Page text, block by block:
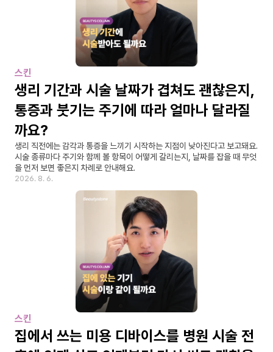
스킨
생리 기간과 시술 날짜가 겹쳐도 괜찮은지,
통증과 붓기는 주기에 따라 얼마나 달라질
까요?
생리 직전에는 감각과 통증을 느끼기 시작하는 지점이 낮아진다고 보고돼요.
시술 종류마다 주기와 함께 볼 항목이 어떻게 갈리는지, 날짜를 잡을 때 무엇
을 먼저 보면 좋은지 차례로 안내해요.
2026. 8. 6.
스킨
집에서 쓰는 미용 디바이스를 병원 시술 전